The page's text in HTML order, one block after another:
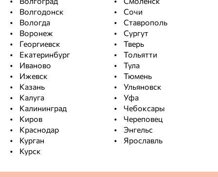
Волгодонск
Вологда
Воронеж
Георгиевск
Екатеринбург
Иваново
Ижевск
Казань
Калуга
Калининград
Киров
Краснодар
Курган
Курск
Сочи
Ставрополь
Сургут
Тверь
Тольятти
Тула
Тюмень
Ульяновск
Уфа
Чебоксары
Череповец
Энгельс
Ярославль